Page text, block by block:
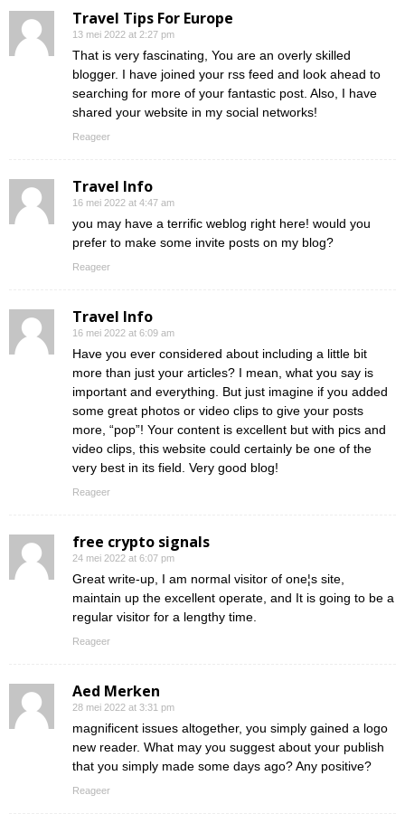
Travel Tips For Europe
13 mei 2022 at 2:27 pm
That is very fascinating, You are an overly skilled
blogger. I have joined your rss feed and look ahead to
searching for more of your fantastic post. Also, I have
shared your website in my social networks!
Reageer
Travel Info
16 mei 2022 at 4:47 am
you may have a terrific weblog right here! would you
prefer to make some invite posts on my blog?
Reageer
Travel Info
16 mei 2022 at 6:09 am
Have you ever considered about including a little bit
more than just your articles? I mean, what you say is
important and everything. But just imagine if you added
some great photos or video clips to give your posts
more, “pop”! Your content is excellent but with pics and
video clips, this website could certainly be one of the
very best in its field. Very good blog!
Reageer
free crypto signals
24 mei 2022 at 6:07 pm
Great write-up, I am normal visitor of one¦s site,
maintain up the excellent operate, and It is going to be a
regular visitor for a lengthy time.
Reageer
Aed Merken
28 mei 2022 at 3:31 pm
magnificent issues altogether, you simply gained a logo
new reader. What may you suggest about your publish
that you simply made some days ago? Any positive?
Reageer